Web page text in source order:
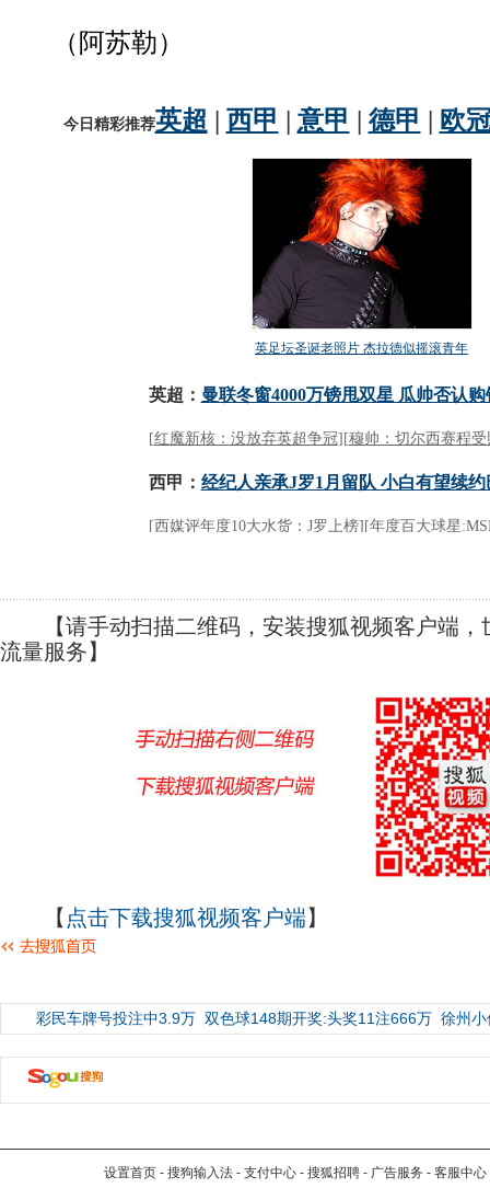
（阿苏勒）
【请手动扫描二维码，安装搜狐视频客户端，
流量服务】
【 点击下载搜狐视频客户端】
彩民车牌号投注中3.9万 双色球148期开奖:头奖11注666万 徐州
设置首页 - 搜狗输入法 - 支付中心 - 搜狐招聘 - 广告服务 - 客服中心